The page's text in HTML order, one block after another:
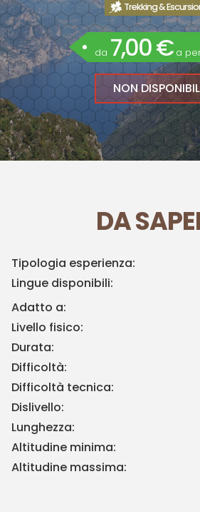
Trekking &
da 7,00 € a
NON
DA
Tipologia esperienza:
Lingue disponibili:
Adatto a:
Livello fisico:
Durata:
Difficoltà:
Difficoltà tecnica:
Dislivello:
Lunghezza:
Altitudine minima:
Altitudine massima: